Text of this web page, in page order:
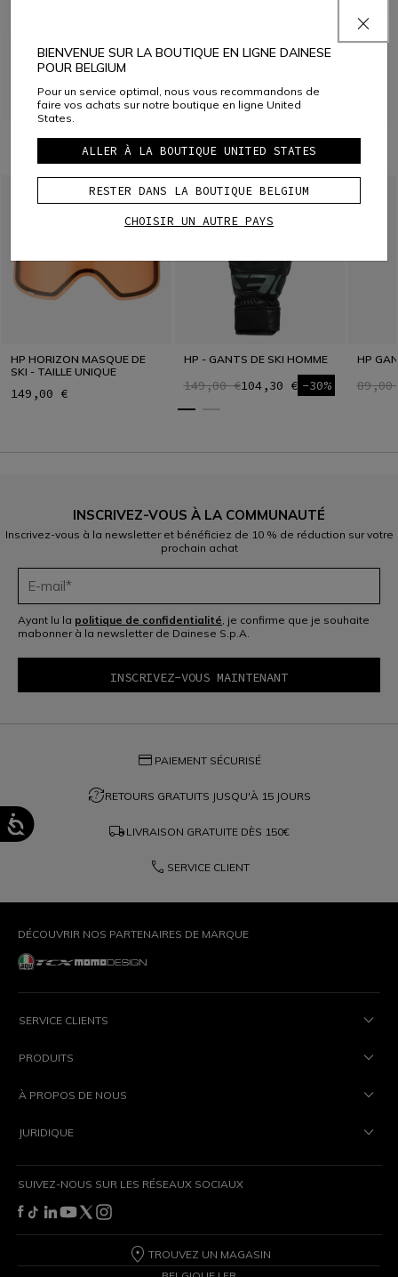
À PORTER AVEC
HP HORIZON MASQUE DE
SKI - TAILLE UNIQUE
149,00 €
HP - GANTS DE SKI HOMME
149,00 €104,30 € -30%
HP
89,00
INSCRIVEZ-VOUS À LA COMMUNAUTÉ
Inscrivez-vous à la newsletter et bénéficiez de 10 % de réduction sur votre
prochain achat
Ayant lu la politique de confidentialité, je confirme que je souhaite
mabonner à la newsletter de Dainese S.p.A.
credit_card PAIEMENT SÉCURISÉ
question_exchangeRETOURS GRATUITS JUSQU'À 15 JOURS
local_shipping LIVRAISON GRATUITE DÈS 150€
phone SERVICE CLIENT
DÉCOUVRIR NOS PARTENAIRES DE MARQUE
SERVICE CLIENTS
PRODUITS
À PROPOS DE NOUS
JURIDIQUE
SUIVEZ-NOUS SUR LES RÉSEAUX SOCIAUX
TROUVEZ UN MAGASIN
BIENVENUE SUR LA BOUTIQUE EN LIGNE DAINESE
POUR BELGIUM
Pour un service optimal, nous vous recommandons de
faire vos achats sur notre boutique en ligne United
States.
ALLER À LA BOUTIQUE UNITED STATES
RESTER DANS LA BOUTIQUE BELGIUM
CHOISIR UN AUTRE PAYS